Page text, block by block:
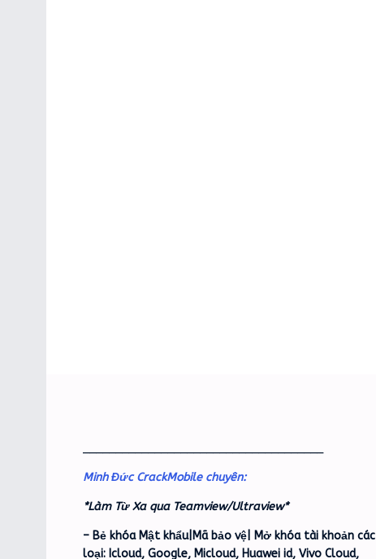
Minh Đức CrackMobile chuyên:
*Làm Từ Xa qua Teamview/Ultraview*
– Bẻ khóa Mật khẩu|Mã bảo vệ| Mở khóa tài khoản các
loại: Icloud, Google, Micloud, Huawei id, Vivo Cloud,